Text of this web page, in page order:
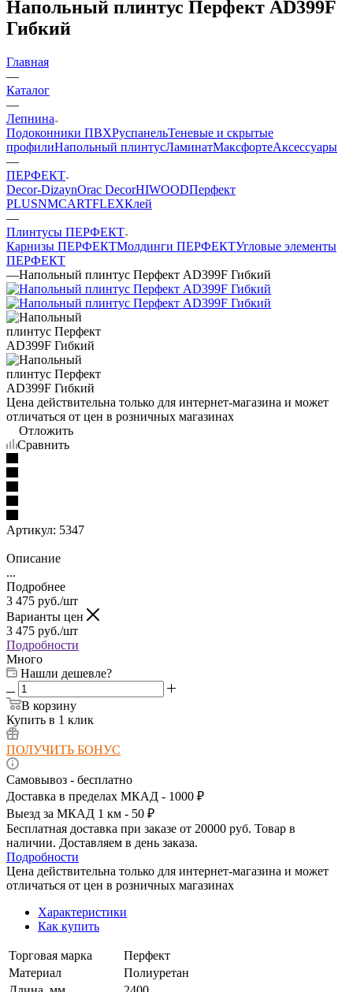
Напольный плинтус Перфект AD399F
Гибкий
Главная
—
Каталог
—
Лепнина
Подоконники ПВХРуспанельТеневые и скрытые
профилиНапольный плинтусЛаминатМаксфортеАксессуары
—
ПЕРФЕКТ
Decor-DizaynOrac DecorHIWOODПерфект
PLUSNMCARTFLEXКлей
—
Плинтусы ПЕРФЕКТ
Карнизы ПЕРФЕКТМолдинги ПЕРФЕКТУгловые элементы
ПЕРФЕКТ
—Напольный плинтус Перфект AD399F Гибкий
Цена действительна только для интернет-магазина и может
отличаться от цен в розничных магазинах
Отложить
Сравнить
Артикул: 5347
Описание
...
Подробнее
3 475 руб./шт
Варианты цен
3 475 руб./шт
Подробности
Много
Нашли дешевле?
В корзину
Купить в 1 клик
ПОЛУЧИТЬ БОНУС
Самовывоз - бесплатно
Доставка в пределах МКАД - 1000 ₽
Выезд за МКАД 1 км - 50 ₽
Бесплатная доставка при заказе от 20000 руб. Товар в
наличии. Доставляем в день заказа.
Подробности
Цена действительна только для интернет-магазина и может
отличаться от цен в розничных магазинах
Характеристики
Как купить
Торговая марка
Перфект
Материал
Полиуретан